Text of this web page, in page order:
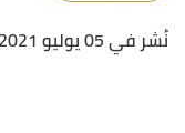
نُشر في 05 يوليو 2021